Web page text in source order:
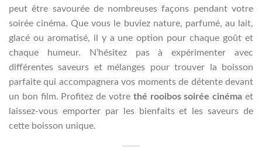
peut être savourée de nombreuses façons pendant votre
soirée cinéma. Que vous le buviez nature, parfumé, au lait,
glacé ou aromatisé, il y a une option pour chaque goût et
chaque humeur. N’hésitez pas à expérimenter avec
différentes saveurs et mélanges pour trouver la boisson
parfaite qui accompagnera vos moments de détente devant
un bon film. Profitez de votre thé rooibos soirée cinéma et
laissez-vous emporter par les bienfaits et les saveurs de
cette boisson unique.